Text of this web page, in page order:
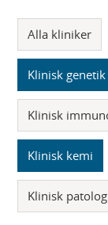
Alla kliniker
Klinisk genetik
Klinisk
Klinisk kemi
Klinisk